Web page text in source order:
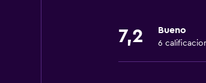
7,2 Bueno
6